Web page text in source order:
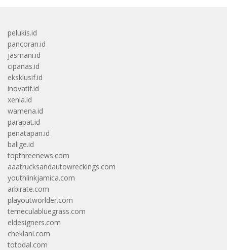
pelukis.id
pancoran.id
jasmani.id
cipanas.id
eksklusif.id
inovatif.id
xenia.id
wamena.id
parapat.id
penatapan.id
balige.id
topthreenews.com
aaatrucksandautowreckings.com
youthlinkjamica.com
arbirate.com
playoutworlder.com
temeculabluegrass.com
eldesigners.com
cheklani.com
totodal.com